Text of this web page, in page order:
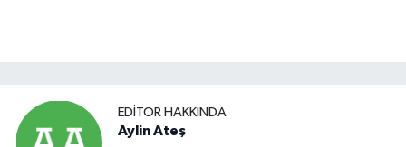
EDITÖR HAKKINDA
Aylin Ateş